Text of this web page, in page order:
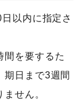
以内に指定さ
間を要するた
期日まで3週間
せん。